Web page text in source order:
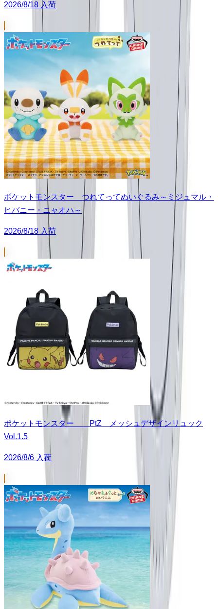
2026/8/18 入荷
ポケットモンスター つれてってぬいぐるみ～ミジュマル・
ヒバニー・ニャオハ～
2026/8/18 入荷
ポケットモンスター PtZ メッシュデザインリュック
Vol.1.5
2026/8/6 入荷